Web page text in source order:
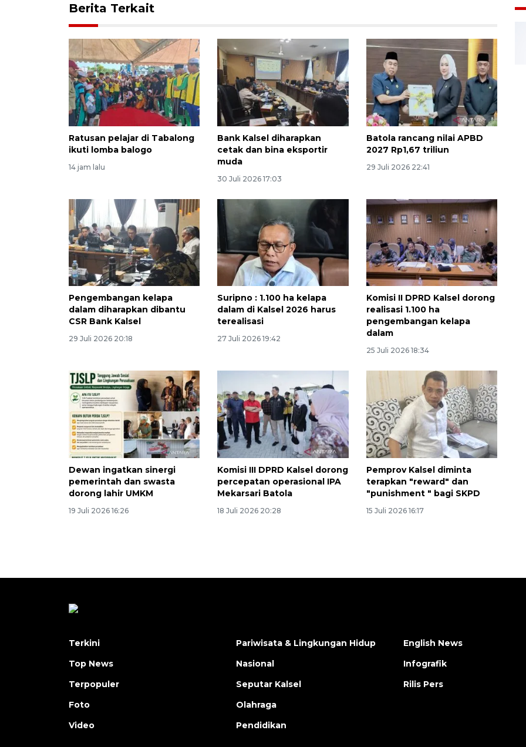
Berita Terkait
Ratusan pelajar di Tabalong
ikuti lomba balogo
14 jam lalu
Bank Kalsel diharapkan
cetak dan bina eksportir
muda
30 Juli 2026 17:03
Batola rancang nilai APBD
2027 Rp1,67 triliun
29 Juli 2026 22:41
Pengembangan kelapa
dalam diharapkan dibantu
CSR Bank Kalsel
29 Juli 2026 20:18
Suripno : 1.100 ha kelapa
dalam di Kalsel 2026 harus
terealisasi
27 Juli 2026 19:42
Komisi II DPRD Kalsel dorong
realisasi 1.100 ha
pengembangan kelapa
dalam
25 Juli 2026 18:34
Dewan ingatkan sinergi
pemerintah dan swasta
dorong lahir UMKM
19 Juli 2026 16:26
Komisi III DPRD Kalsel dorong
percepatan operasional IPA
Mekarsari Batola
18 Juli 2026 20:28
Pemprov Kalsel diminta
terapkan "reward" dan
"punishment " bagi SKPD
15 Juli 2026 16:17
160 ribu sambungan baru
jaringan gas 2026
2026-08-07 18:00:00
Terkini
Top News
Terpopuler
Foto
Video
Pariwisata & Lingkungan Hidup
Nasional
Seputar Kalsel
Olahraga
Pendidikan
English News
Infografik
Rilis Pers